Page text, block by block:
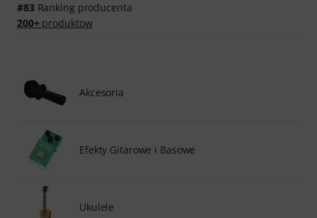
#83Ranking producenta
200+produktow
Akcesoria
Efekty Gitarowe i Basowe
Ukulele